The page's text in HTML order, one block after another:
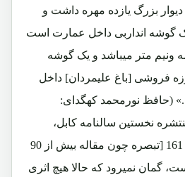
دیوار بزرگ یازده مهره داشت و
گوشه انداربی داخل عمارت است
ونیم متر میباشد و یک گوشه
فروشی [باغ علیمردان] داخل
(حافظ نورمحمد کهگدای:
نخستین سالنامه کابل،
1311ش صفحات 160 و 161 [تبصره چون مقاله بیش از 90
گمان نمیرود که حالا هیچ اثری